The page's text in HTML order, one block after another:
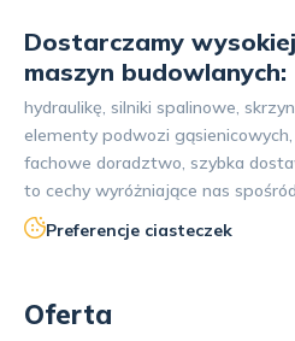
Dostarczamy
maszyn budowlanych:
hydraulikę, silniki spalinowe,
elementy podwozi gąsienicowych,
fachowe doradztwo, szybka
to cechy wyróżniające nas
Preferencje ciasteczek
Oferta